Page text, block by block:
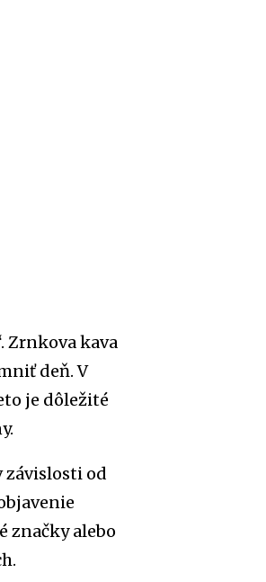
Zrnkova kava
deň. V
je dôležité
závislosti od
značky alebo